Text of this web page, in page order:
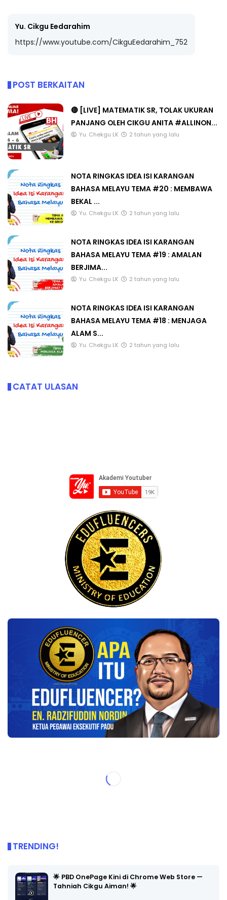
Yu. Cikgu Eedarahim
https://www.youtube.com/CikguEedarahim_752
POST BERKAITAN
🔴 [LIVE] MATEMATIK SR, TOLAK UKURAN
PANJANG OLEH CIKGU ANITA #ALLINON...
Yu. Chekgu LK 2 tahun yang lalu
NOTA RINGKAS IDEA ISI KARANGAN
BAHASA MELAYU TEMA #20 : MEMBAWA
BEKAL ...
Yu. Chekgu LK 2 tahun yang lalu
NOTA RINGKAS IDEA ISI KARANGAN
BAHASA MELAYU TEMA #19 : AMALAN
BERJIMA...
Yu. Chekgu LK 2 tahun yang lalu
NOTA RINGKAS IDEA ISI KARANGAN
BAHASA MELAYU TEMA #18 : MENJAGA
ALAM S...
Yu. Chekgu LK 2 tahun yang lalu
CATAT ULASAN
TRENDING!
🌟 PBD OnePage Kini di Chrome Web Store —
Tahniah Cikgu Aiman! 🌟